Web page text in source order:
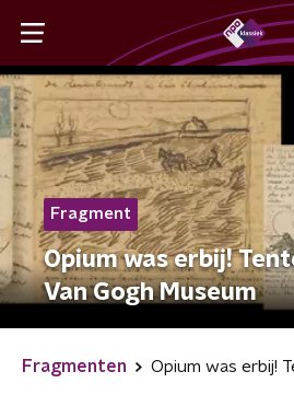
Fragment
Opium was erbij!
Van Gogh Museum
Fragmenten